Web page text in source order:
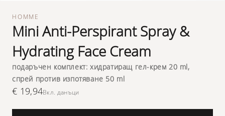
HOMME
Mini Anti-Perspirant Spray &
Hydrating Face Cream
подаръчен комплект: хидратиращ гел-крем 20 ml,
спрей против изпотяване 50 ml
€ 19,94Вкл. данъци